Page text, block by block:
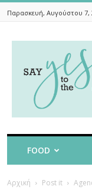
Παρασκευή, Αυγούστου 7,
FOOD
Αρχική Post it